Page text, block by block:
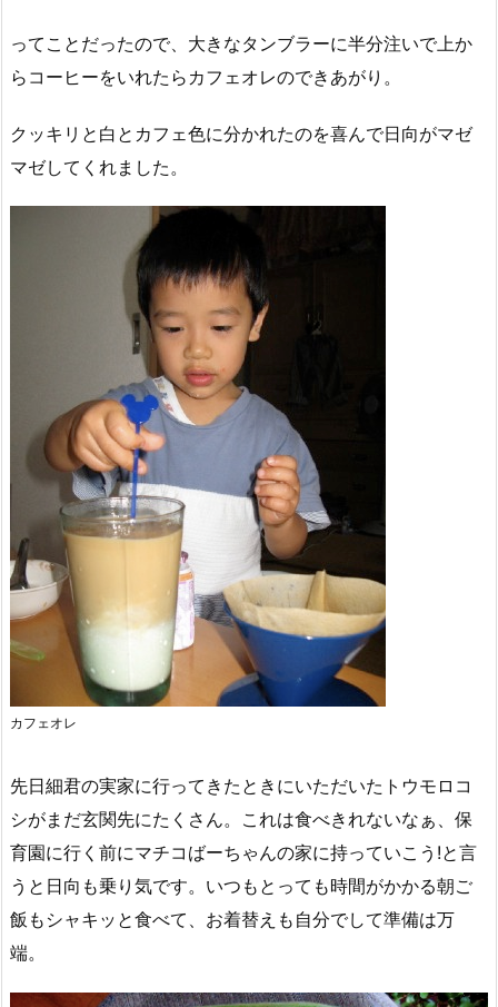
ってことだったので、大きなタンブラーに半分注いで上か
らコーヒーをいれたらカフェオレのできあがり。
クッキリと白とカフェ色に分かれたのを喜んで日向がマゼ
マゼしてくれました。
カフェオレ
先日細君の実家に行ってきたときにいただいたトウモロコ
シがまだ玄関先にたくさん。これは食べきれないなぁ、保
育園に行く前にマチコばーちゃんの家に持っていこう!と言
うと日向も乗り気です。いつもとっても時間がかかる朝ご
飯もシャキッと食べて、お着替えも自分でして準備は万
端。